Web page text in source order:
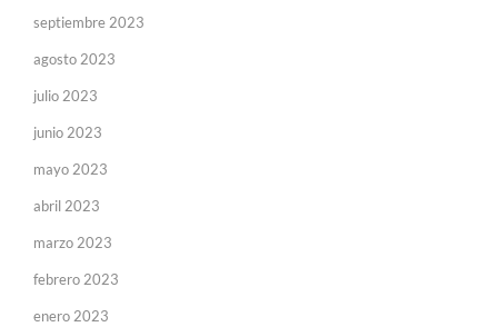
septiembre 2023
agosto 2023
julio 2023
junio 2023
mayo 2023
abril 2023
marzo 2023
febrero 2023
enero 2023